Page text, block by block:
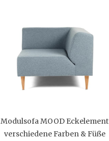
Modulsofa MOOD Eckelement
verschiedene Farben & Füße